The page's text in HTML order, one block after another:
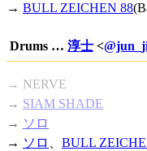
→ BULL ZEICHEN 88
Drums … 淳士 <
→ NERVE
→ SIAM SHADE
→ ソロ
→ ソロ BULL